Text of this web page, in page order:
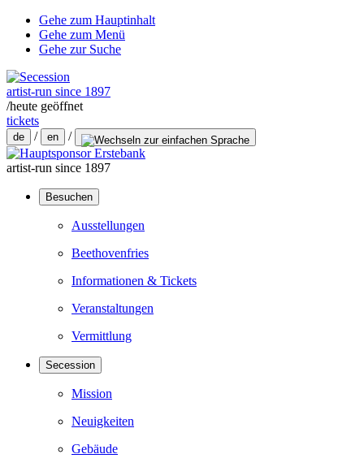
Gehe zum Hauptinhalt
Gehe zum Menü
Gehe zur Suche
artist-run since 1897
/heute geöffnet
tickets
de / en /
artist-run since 1897
Besuchen
Ausstellungen
Beethovenfries
Informationen & Tickets
Veranstaltungen
Vermittlung
Secession
Mission
Neuigkeiten
Gebäude